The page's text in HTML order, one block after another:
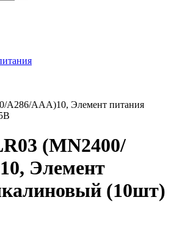
А286/AAA)10, Элемент питания
(MN2400/
Элемент
(10шт)